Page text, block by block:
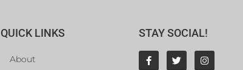
QUICK LINKS
About
STAY SOCIAL!